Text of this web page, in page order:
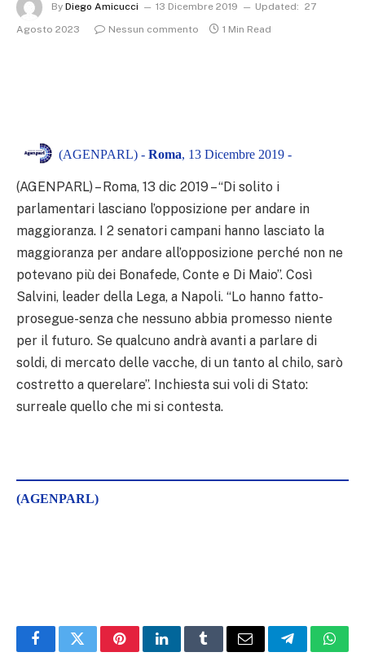
By Diego Amicucci 13 Dicembre 2019 Updated: 27
Agosto 2023
Nessun commento 1 Min Read
(AGENPARL) - Roma, 13 Dicembre 2019 -
(AGENPARL) – Roma, 13 dic 2019 – “Di solito i
parlamentari lasciano l’opposizione per andare in
maggioranza. I 2 senatori campani hanno lasciato la
maggioranza per andare all’opposizione perché non ne
potevano più dei Bonafede, Conte e Di Maio”. Così
Salvini, leader della Lega, a Napoli. “Lo hanno fatto-
prosegue-senza che nessuno abbia promesso niente
per il futuro. Se qualcuno andrà avanti a parlare di
soldi, di mercato delle vacche, di un tanto al chilo, sarò
costretto a querelare”. Inchiesta sui voli di Stato:
surreale quello che mi si contesta.
(AGENPARL)
FacebookTwitterPinterestLinkedInTumblrEmail Telegram